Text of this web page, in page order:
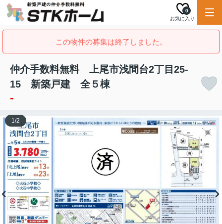
お気に入り
0
この物件の募集は終了しました。
仲介手数料無料 上尾市浅間台2丁目25-
15 新築戸建 全５棟
-
1/2